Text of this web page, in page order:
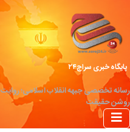
پایگاه خبری سراج۲۴
رسانه تخصصی جبهه انقلاب اسلامی؛ روایت
روشن حقیقت